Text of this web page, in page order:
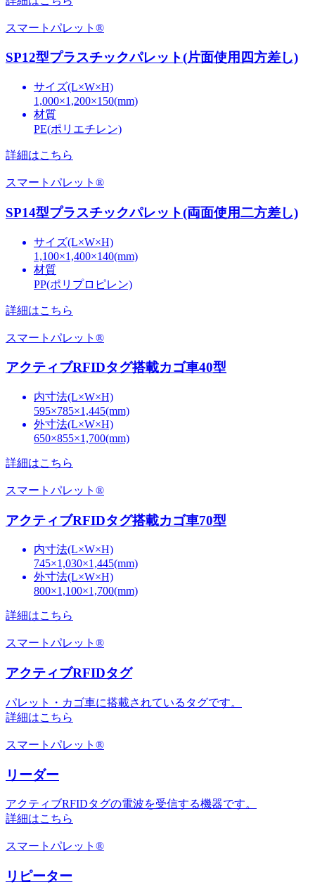
スマートパレット®
SP12型プラスチックパレット(片面使用四方差し)
サイズ(L×W×H)
1,000×1,200×150(mm)
材質
PE(ポリエチレン)
詳細はこちら
スマートパレット®
SP14型プラスチックパレット(両面使用二方差し)
サイズ(L×W×H)
1,100×1,400×140(mm)
材質
PP(ポリプロピレン)
詳細はこちら
スマートパレット®
アクティブRFIDタグ搭載カゴ車40型
内寸法(L×W×H)
595×785×1,445(mm)
外寸法(L×W×H)
650×855×1,700(mm)
詳細はこちら
スマートパレット®
アクティブRFIDタグ搭載カゴ車70型
内寸法(L×W×H)
745×1,030×1,445(mm)
外寸法(L×W×H)
800×1,100×1,700(mm)
詳細はこちら
スマートパレット®
アクティブRFIDタグ
パレット・カゴ車に搭載されているタグです。
詳細はこちら
スマートパレット®
リーダー
アクティブRFIDタグの電波を受信する機器です。
詳細はこちら
スマートパレット®
リピーター